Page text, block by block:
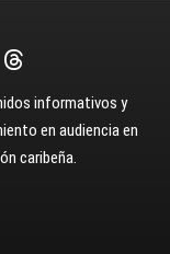
informativos y
en audiencia en
caribeña.